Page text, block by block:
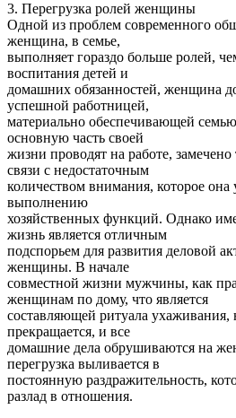
3. Перегрузка ролей женщины
Одной из проблем современного
женщина, в семье,
выполняет гораздо больше ролей,
воспитания детей и
домашних обязанностей, женщина
успешной работницей,
материально обеспечивающей
основную часть своей
жизни проводят на работе,
связи с недостаточным
количеством внимания, которое она
выполнению
хозяйственных функций. Однако
жизнь является отличным
подспорьем для развития деловой
женщины. В начале
совместной жизни мужчины, как
женщинам по дому, что является
составляющей ритуала ухаживания,
прекращается, и все
домашние дела обрушиваются на
перегрузка выливается в
постоянную раздражительность,
разлад в отношения.